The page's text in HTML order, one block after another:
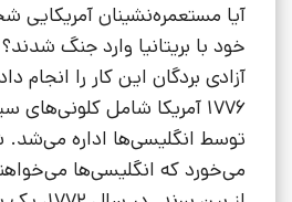
آیا مستعمره‌نشینان آمریکایی
خود با بریتانیا وارد جنگ
آزادی بردگان این کار را انجام
1776 آمریکا شامل کلونی‌های
توسط انگلیسی‌ها اداره
می‌خورد که انگلیسی‌ها